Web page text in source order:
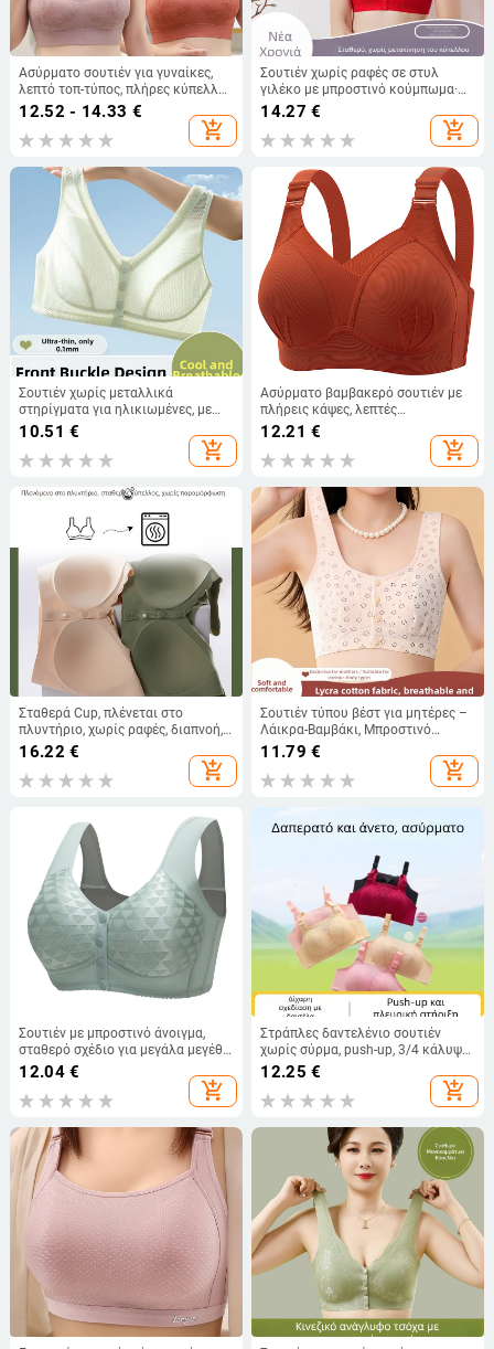
Ασύρματο σουτιέν για γυναίκες,
λεπτό τοπ-τύπος, πλήρες κύπελλο,
άνετο αθλητικό εσώρουχο, plus
12.52 - 14.33 €
add_shopping_cart
Σουτιέν χωρίς ραφές σε στυλ
γιλέκο με μπροστινό κούμπωμα·
νάιλον ύφασμα· επένδυση βισκόζη
σταθεροί ιμάντες
14.27 €
add_shopping_cart
Σουτιέν χωρίς μεταλλικά
στηρίγματα για ηλικιωμένες, με
πλήρη κάλυψη και ελαφρύ
καλοκαιρινό σχέδιο, μπροστινό
κούμπωμα, σταθερά διπλά λουριά
10.51 €
add_shopping_cart
Ασύρματο βαμβακερό σουτιέν με
πλήρεις κάψες, λεπτές
μορφοποιημένες κάψες,
εξομάλυνση πλάτης και πίσω
κούμπωμα τεσσάρων σειρών
12.21 €
add_shopping_cart
Σταθερά Cup, πλένεται στο
πλυντήριο, χωρίς ραφές, διαπνοή,
μπροστινό κούμπωμα, plus size,
μπαντεού τοπ, ενσωματωμένο
σουτιέν
16.22 €
add_shopping_cart
Σουτιέν τύπου βέστ για μητέρες –
Λάικρα-Βαμβάκι, Μπροστινό
Κούμπωμα, Πλήρης Κούπα,
Ασύρματο, Μαλακό και φιλικό
προς το δέρμα
11.79 €
add_shopping_cart
Σουτιέν με μπροστινό άνοιγμα,
σταθερό σχέδιο για μεγάλα μεγέθη,
χωρίς σύρμα, στηρίζει και
12.04€
add_shopping_cart
Στράπλες δαντελένιο σουτιέν
χωρίς σύρμα, push-up, 3/4 κάλυψη,
λεπτές φόρμες από σφουγγάρι,
βαμβάκι, σταθερές διπλές τιράντες
12.25 €
add_shopping_cart